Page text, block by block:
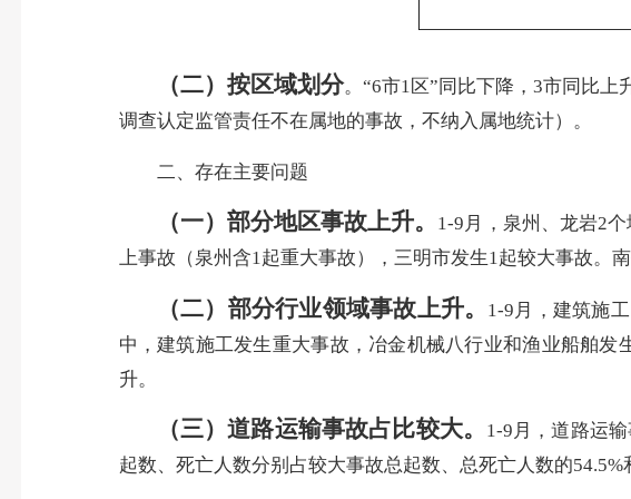
（二）按区域划分。“6市1区”同比下降，3市同比
调查认定监管责任不在属地的事故，不纳入属地统计）。
二、存在主要问题
（一）部分地区事故上升。
1-9月，泉州、龙岩2
上事故（泉州含1起重大事故），三明市发生1起较大事故。
（二）部分行业领域事故上升。
1-9月，建筑施
中，建筑施工发生重大事故，冶金机械八行业和渔业船舶
升。
（三）道路运输事故占比较大。
1-9月，道路运
起数、死亡人数分别占较大事故总起数、总死亡人数的54.5%